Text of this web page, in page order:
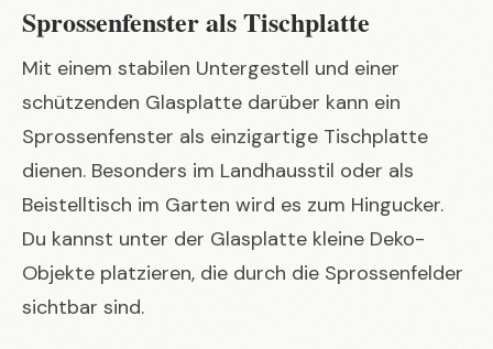
Sprossenfenster als Tischplatte
Mit einem stabilen Untergestell und einer
schützenden Glasplatte darüber kann ein
Sprossenfenster als einzigartige Tischplatte
dienen. Besonders im Landhausstil oder als
Beistelltisch im Garten wird es zum Hingucker.
Du kannst unter der Glasplatte kleine Deko-
Objekte platzieren, die durch die Sprossenfelder
sichtbar sind.